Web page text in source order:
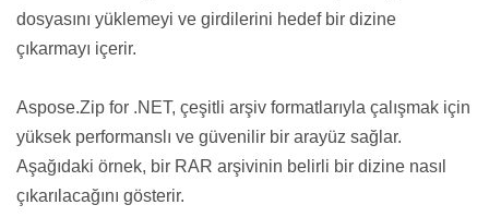
dosyasını yüklemeyi ve girdilerini hedef bir dizine
çıkarmayı içerir.
Aspose.Zip for .NET, çeşitli arşiv formatlarıyla çalışmak için
yüksek performanslı ve güvenilir bir arayüz sağlar.
Aşağıdaki örnek, bir RAR arşivinin belirli bir dizine nasıl
çıkarılacağını gösterir.